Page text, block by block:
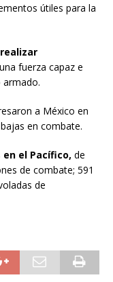
útiles para la
fuerza capaz e
a México en
en combate.
el Pacífico, de
de combate; 591
de